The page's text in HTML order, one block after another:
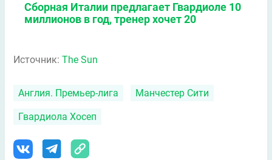
Сборная Италии предлагает Гвардиоле 10
миллионов в год, тренер хочет 20
Источник: The Sun
Англия. Премьер-лига Манчестер Сити
Гвардиола Хосеп